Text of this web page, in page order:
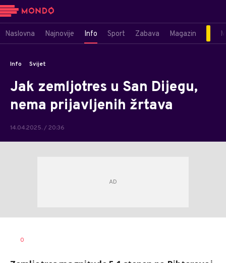
Naslovna Najnovije Info Sport Zabava Magazin
Info Svijet
Jak zemljotres u San Dijegu,
nema prijavljenih žrtava
14.04.2025. / 20:36
AUTOR
0